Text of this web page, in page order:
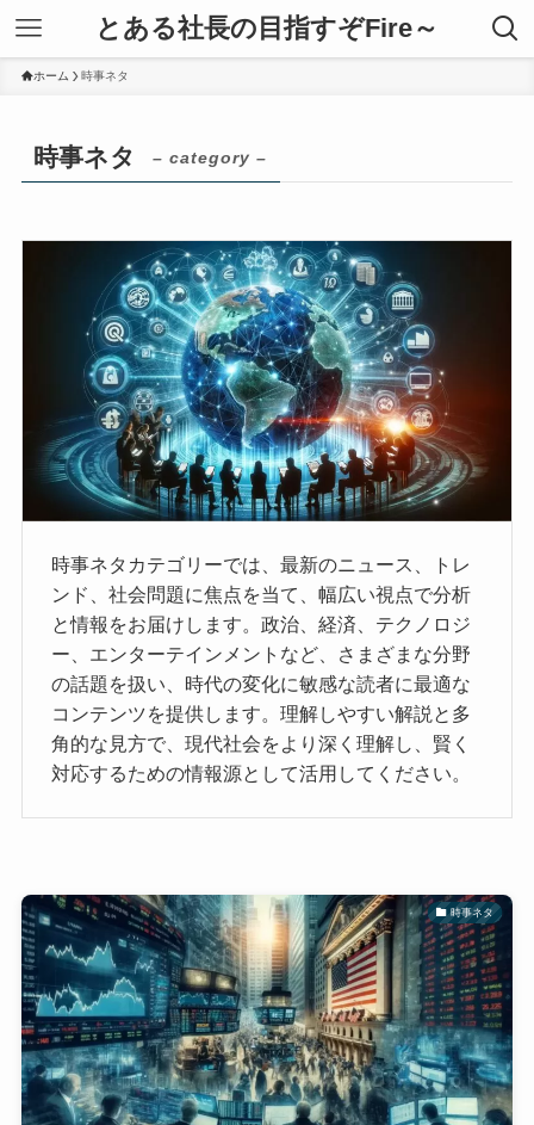
とある社長の目指すぞFire～
ホーム 時事ネタ
時事ネタ – category –
時事ネタカテゴリーでは、最新のニュース、トレ
ンド、社会問題に焦点を当て、幅広い視点で分析
と情報をお届けします。政治、経済、テクノロジ
ー、エンターテインメントなど、さまざまな分野
の話題を扱い、時代の変化に敏感な読者に最適な
コンテンツを提供します。理解しやすい解説と多
角的な見方で、現代社会をより深く理解し、賢く
対応するための情報源として活用してください。
時事ネタ